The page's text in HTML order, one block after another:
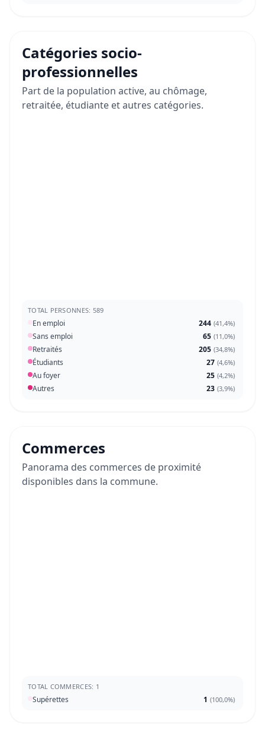
Catégories socio-
professionnelles
Part de la population active, au chômage,
retraitée, étudiante et autres catégories.
TOTAL PERSONNES: 589
En emploi 244 (41,4%)
Sans emploi 65 (11,0%)
Retraités 205 (34,8%)
Étudiants 27 (4,6%)
Au foyer 25 (4,2%)
Autres 23 (3,9%)
Commerces
Panorama des commerces de proximité
disponibles dans la commune.
TOTAL COMMERCES: 1
Supérettes 1 (100,0%)